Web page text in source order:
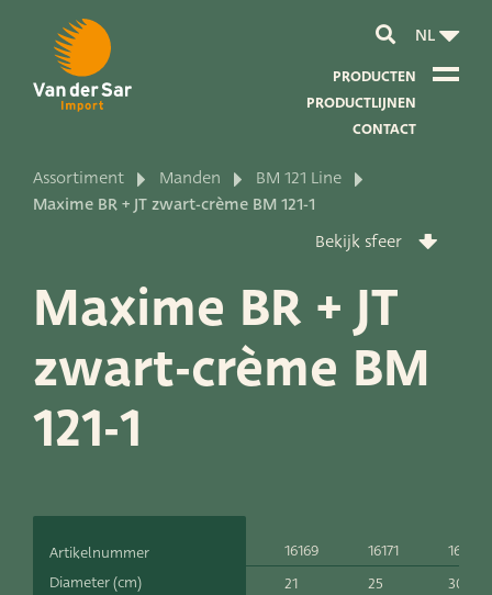
NL
PRODUCTEN
PRODUCTLIJNEN
CONTACT
Over van der Sar Import
Over onze duurzaamheid
Over onze visie en missie
Over ons bedrijf
Productontwikkeling
Productlijnen
Onze merken
Assortiment Manden
BM 121 Line
Maxime BR + JT zwart-crème BM 121-1
Bekijk sfeer
Maxime BR + JT
zwart-crème BM
121-1
Artikelnummer
Diameter (cm)
16169
21
16171
25
16173
30